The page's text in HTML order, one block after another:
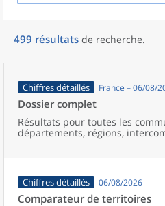
499 résultats de recherche.
Chiffres détaillés France – 06/08/
Dossier complet
Résultats pour toutes les
départements, régions,
Chiffres détaillés 06/08/2026
Comparateur de territoires